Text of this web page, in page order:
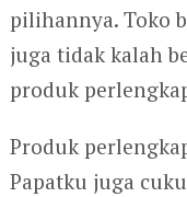
pilihannya. Toko
juga tidak kalah
produk
Produk
Papatku juga